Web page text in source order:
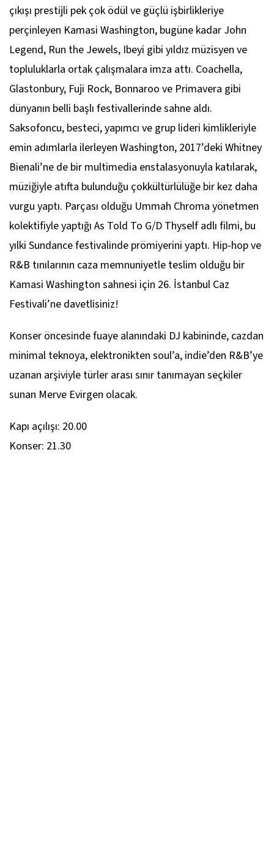
çıkışı prestijli pek çok ödül ve güçlü işbirlikleriye
perçinleyen Kamasi Washington, bugüne kadar John
Legend, Run the Jewels, Ibeyi gibi yıldız müzisyen ve
topluluklarla ortak çalışmalara imza attı. Coachella,
Glastonbury, Fuji Rock, Bonnaroo ve Primavera gibi
dünyanın belli başlı festivallerinde sahne aldı.
Saksofoncu, besteci, yapımcı ve grup lideri kimlikleriyle
emin adımlarla ilerleyen Washington, 2017’deki Whitney
Bienali’ne de bir multimedia enstalasyonuyla katılarak,
müziğiyle atıfta bulunduğu çokkültürlülüğe bir kez daha
vurgu yaptı. Parçası olduğu Ummah Chroma yönetmen
kolektifiyle yaptığı As Told To G/D Thyself adlı filmi, bu
yılki Sundance festivalinde prömiyerini yaptı. Hip-hop ve
R&B tınılarının caza memnuniyetle teslim olduğu bir
Kamasi Washington sahnesi için 26. İstanbul Caz
Festivali’ne davetlisiniz!
Konser öncesinde fuaye alanındaki DJ kabininde, cazdan
minimal teknoya, elektronikten soul’a, indie’den R&B’ye
uzanan arşiviyle türler arası sınır tanımayan seçkiler
sunan Merve Evirgen olacak.
Kapı açılışı: 20.00
Konser: 21.30